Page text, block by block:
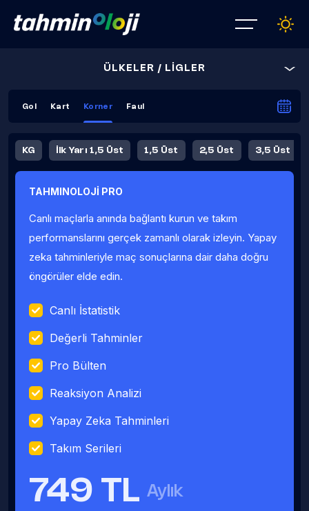
ÜLKELER / LİGLER
Gol Kart Korner Faul
KG İlk Yarı 1,5 Üst 1,5 Üst 2,5 Üst 3,5 Üst
Fauller Ortalama
TAHMINOLOJİ PRO
Canlı maçlarla anında bağlantı kurun ve takım
performanslarını gerçek zamanlı olarak izleyin. Yapay
zeka tahminleriyle maç sonuçlarına dair daha doğru
öngörüler elde edin.
Canlı İstatistik
Değerli Tahminler
Pro Bülten
Reaksiyon Analizi
Yapay Zeka Tahminleri
Takım Serileri
749 TL Aylık